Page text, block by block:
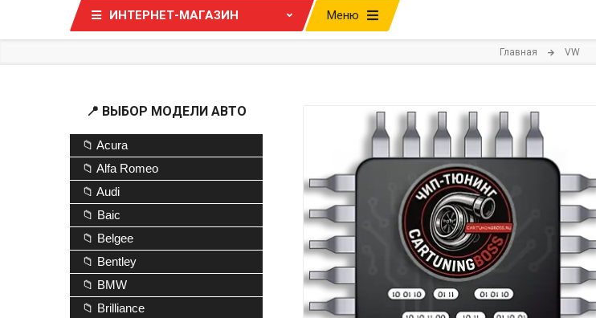
ИНТЕРНЕТ-МАГАЗИН Меню
Главная VW
📍 ВЫБОР МОДЕЛИ АВТО
📁 Acura
📁 Alfa Romeo
📁 Audi
📁 Baic
📁 Belgee
📁 Bentley
📁 BMW
📁 Brilliance